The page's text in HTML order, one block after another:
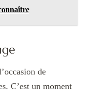
de
C’est un moment